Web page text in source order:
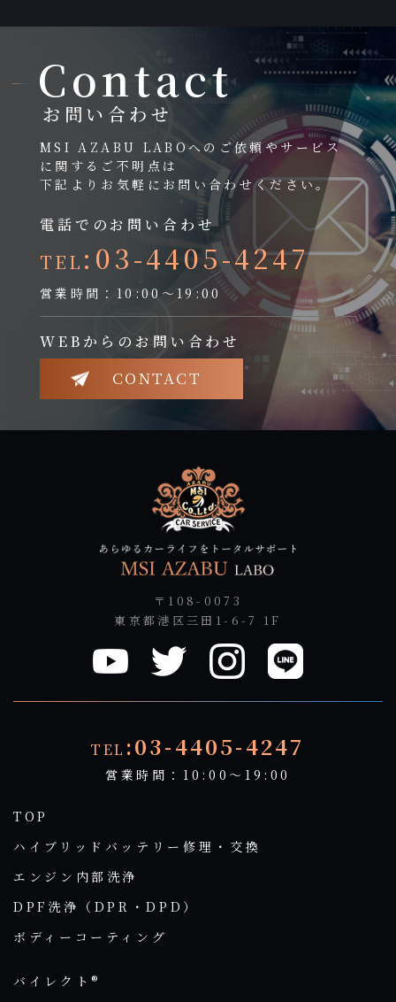
Contact
お問い合わせ
MSI AZABU LABOへのご依頼やサービス
に関するご不明点は
下記よりお気軽にお問い合わせください。
電話でのお問い合わせ
TEL :03-4405-4247
営業時間：10:00～19:00
WEBからのお問い合わせ
CONTACT
〒108-0073
東京都港区三田1-6-7 1F
TEL :03-4405-4247
営業時間：10:00～19:00
TOP
ハイブリッドバッテリー修理・交換
エンジン内部洗浄
DPF洗浄（DPR・DPD）
ボディーコーティング
バイレクト®